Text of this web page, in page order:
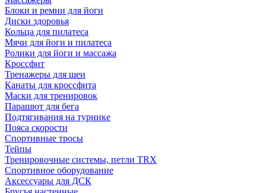
Блоки и ремни для йоги
Диски здоровья
Кольца для пилатеса
Мячи для йоги и пилатеса
Ролики для йоги и массажа
Кроссфит
Тренажеры для шеи
Канаты для кроссфита
Маски для тренировок
Парашют для бега
Подтягивания на турнике
Пояса скорости
Спортивные тросы
Тейпы
Тренировочные системы, петли TRX
Спортивное оборудование
Аксессуары для ДСК